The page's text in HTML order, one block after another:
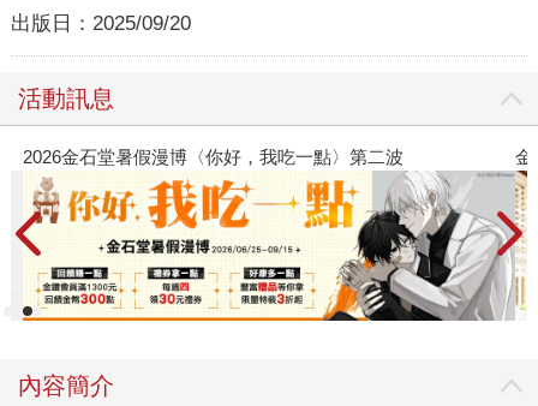
出版日： 2025/09/20
活動訊息
金石堂暑假漫博〈你好，我吃一點〉第二波 金石
內容簡介